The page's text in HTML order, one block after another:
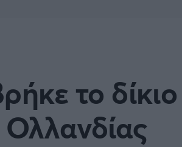
το
Ολλανδίας